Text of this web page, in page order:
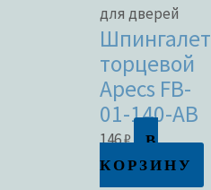
для дверей
Шпингалет
торцевой
Apecs FB-
01-140-AB
146₽
В
КОРЗИНУ